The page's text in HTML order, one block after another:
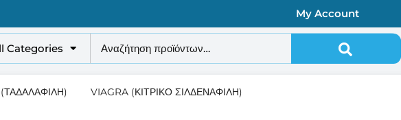
My Account
Categories
Αναζήτηση για:
VIAGRA (ΚΙΤΡΙΚΌ ΣΙΛΔΕΝΑΦΊΛΗ)